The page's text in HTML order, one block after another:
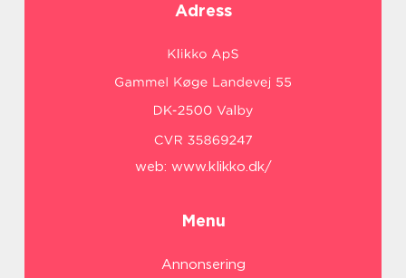
Adress
web: www.klikko.dk/
Menu
Annonsering